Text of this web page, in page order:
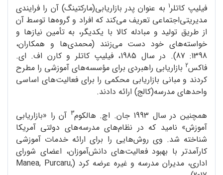
فیلیپ کاتلر1 به عنوان پدر بازاریابی(مارکتینگ) آن را فرایندی
مدیریتی‌اجتماعی تعریف می‌کند که افراد و گروه‌ها توسط آن
از طریق تولید و مبادله کالا با یکدیگر، به تأمین نیازها و
خواسته‌های خود دست می‌زنند (محمدی‌ها و همکاران،
1398: 87). در سال 1985، فیلیپ کاتلر و کارن اف. ای.
فاکس2 بازاریابی راهبردی برای مؤسسه‌های آموزشی را مطرح
کردند و مبانی بازاریابی محکمی را برای فعالیت‌های اساسی
واحدهای مدرسه(کالج) ارائه دادند.
همچنین در سال 1993 جان. اچ. هالکوم
3 آن را «بازاریابی
آموزش» نامید که در نظام‌های مدرسه‌های دولتی آمریکا
شناخته شد. وی روش‌هایی را برای ارائه خدمات آموزشی
کارآمدتر با بهبود فعالیت‌های دانش‌آموزان، اعضای شورای
اداری، مدیران مدرسه و غیره عرضه کرد (Manea, Purcaru,